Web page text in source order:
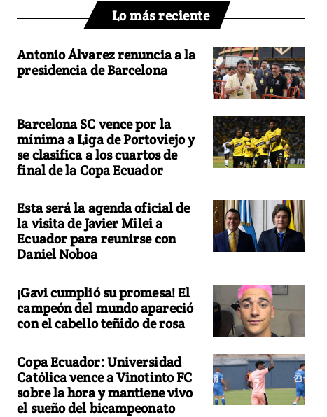
Lo más reciente
Antonio Álvarez renuncia a la
presidencia de Barcelona
Barcelona SC vence por la
mínima a Liga de Portoviejo y
se clasifica a los cuartos de
final de la Copa Ecuador
Esta será la agenda oficial de
la visita de Javier Milei a
Ecuador para reunirse con
Daniel Noboa
¡Gavi cumplió su promesa! El
campeón del mundo apareció
con el cabello teñido de rosa
Copa Ecuador: Universidad
Católica vence a Vinotinto FC
sobre la hora y mantiene vivo
el sueño del bicampeonato